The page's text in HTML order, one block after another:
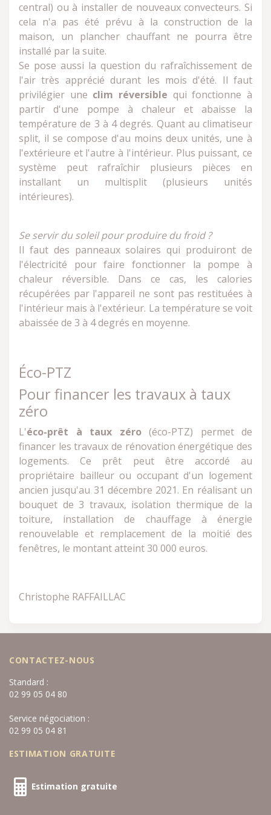
central) ou à installer de nouveaux convecteurs. Si
cela n'a pas été prévu à la construction de la
maison, un plancher chauffant ne pourra être
installé par la suite.
Se pose aussi la question du rafraîchissement de
l'air très apprécié durant les mois d'été. Il faut
privilégier une clim réversible qui fonctionne à
partir d'une pompe à chaleur et abaisse la
température de 3 à 4 degrés. Quant au climatiseur
split, il se compose d'au moins deux unités, une à
l'extérieure et l'autre à l'intérieur. Plus puissant, ce
système peut rafraîchir plusieurs pièces en
installant un multisplit (plusieurs unités
intérieures).
Se servir du soleil pour produire du froid ?
Il faut des panneaux solaires qui produiront de
l'électricité pour faire fonctionner la pompe à
chaleur réversible. Dans ce cas, les calories
récupérées par l'appareil ne sont pas restituées à
l'intérieur mais à l'extérieur. La température se voit
abaissée de 3 à 4 degrés en moyenne.
Éco-PTZ
Pour financer les travaux à taux
zéro
L'éco-prêt à taux zéro(éco-PTZ) permet de
financer les travaux de rénovation énergétique des
logements. Ce prêt peut être accordé au
propriétaire bailleur ou occupant d'un logement
ancien jusqu'au 31 décembre 2021. En réalisant un
bouquet de 3 travaux, isolation thermique de la
toiture, installation de chauffage à énergie
renouvelable et remplacement de la moitié des
fenêtres, le montant atteint 30 000 euros.
Christophe RAFFAILLAC
CONTACTEZ-NOUS
Standard :
02 99 05 04 80
Service négociation :
02 99 05 04 81
ESTIMATION GRATUITE
Estimation gratuite